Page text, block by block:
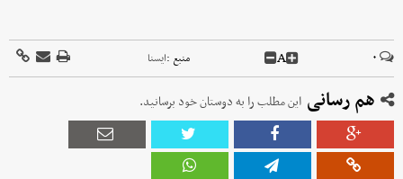
۰ A منبع :ايسنا
هم رسانی این مطلب را به دوستان خود برسانید.